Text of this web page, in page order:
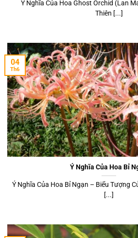
Ý Nghĩa Của Hoa Ghost Orchid (Lan
Thiên [...]
Ý Nghĩa Của Hoa Bỉ
Ý Nghĩa Của Hoa Bỉ Ngạn – Biểu Tượng
[...]
04
Th6